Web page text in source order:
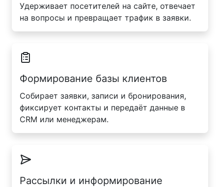
Удерживает посетителей на сайте, отвечает
на вопросы и превращает трафик в заявки.
Формирование базы клиентов
Собирает заявки, записи и бронирования,
фиксирует контакты и передаёт данные в
CRM или менеджерам.
Рассылки и информирование